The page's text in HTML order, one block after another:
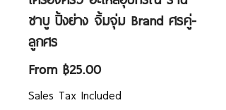
ชาบู ปิ้งย่าง จิ้มจุ่ม Brand ศรคู่-
ลูกศร
From ฿25.00Sale
Price
Sales Tax Included